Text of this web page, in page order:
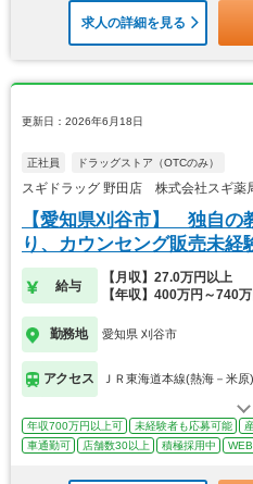
求人の詳細を見る
更新日：2026年6月18日
正社員 ドラッグストア（OTCのみ）
スギドラッグ 野田店 株式会社スギ薬
【愛知県刈谷市】 独自の
り、カウンセング販売未経
給与
【月収】27.0万円以上
【年収】400万円～740
勤務地 愛知県 刈谷市
アクセス ＪＲ東海道本線(熱海－米
年収700万円以上可 未経験者も応募可能
車通勤可
店舗数30以上 積極採用中